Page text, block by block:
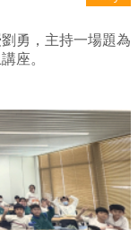
勇，主持一場題為
座。